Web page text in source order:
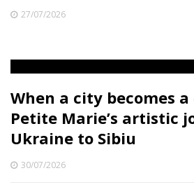
27/07/2026
When a city becomes a
Petite Marie’s artistic
Ukraine to Sibiu
30/07/2026